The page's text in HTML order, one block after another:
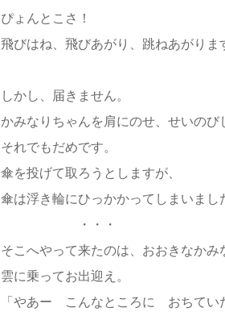
ぴょんとこさ！
飛びはね、飛びあがり、跳ねあがりま
しかし、届きません。
かみなりちゃんを肩にのせ、せいのび
それでもだめです。
傘を投げて取ろうとしますが、
傘は浮き輪にひっかかってしまいまし
・・・
そこへやって来たのは、おおきなかみ
雲に乗ってお出迎え。
「やあー こんなところに おちてい